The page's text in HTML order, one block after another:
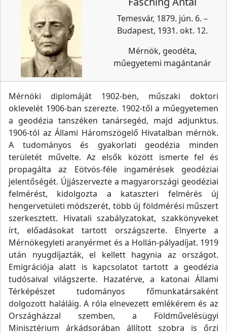
Temesvár, 1879. jún. 6. –
Budapest, 1931. okt. 12.
Mérnök, geodéta,
műegyetemi magántanár
Mérnöki diplomáját 1902-ben, műszaki doktori
oklevelét 1906-ban szerezte. 1902-től a műegyetemen
a geodézia tanszéken tanársegéd, majd adjunktus.
1906-tól az Állami Háromszögelő Hivatalban mérnök.
A tudományos és gyakorlati geodézia minden
területét művelte. Az elsők között ismerte fel és
propagálta az Eötvös-féle ingamérések geodéziai
jelentőségét. Újjászervezte a magyarországi geodéziai
felmérést, kidolgozta a kataszteri felmérés új
hengervetületi módszerét, több új földmérési műszert
szerkesztett. Hivatali szabályzatokat, szakkönyveket
írt, előadásokat tartott országszerte. Elnyerte a
Mérnökegyleti aranyérmet és a Hollán-pályadíjat. 1919
után nyugdíjazták, el kellett hagynia az országot.
Emigrációja alatt is kapcsolatot tartott a geodézia
tudósaival világszerte. Hazatérve, a katonai Állami
Térképészet tudományos főmunkatársaként
dolgozott haláláig. A róla elnevezett emlékérem és az
Országházzal szemben, a Földművelésügyi
Minisztérium árkádsorában állított szobra is őrzi